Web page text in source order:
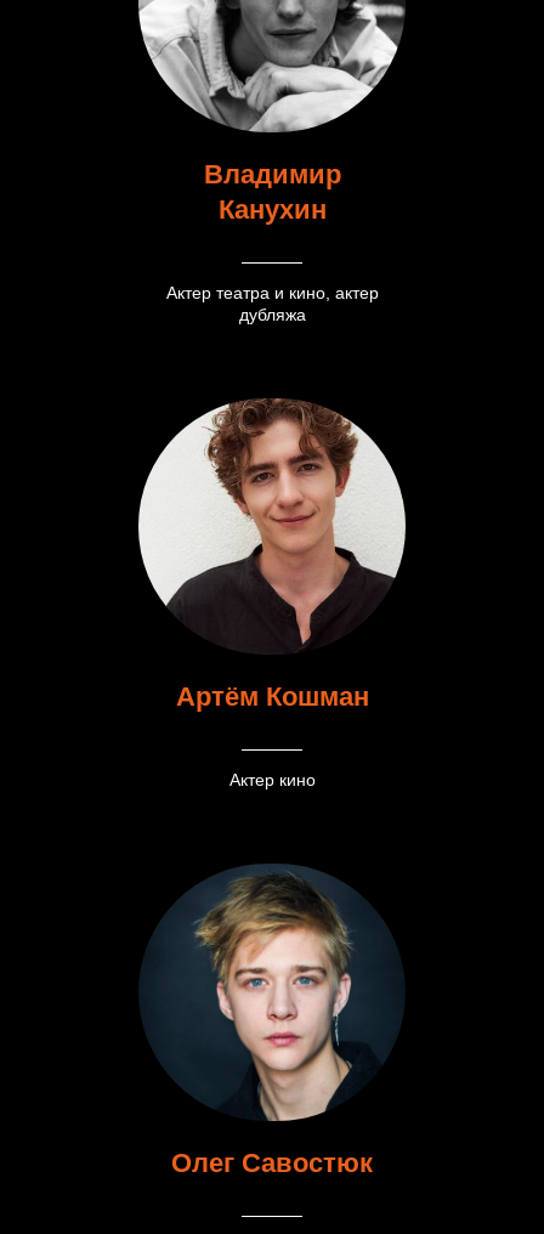
Владимир
Канухин
Актер театра и кино, актер
дубляжа
Артём Кошман
Актер кино
Олег Савостюк